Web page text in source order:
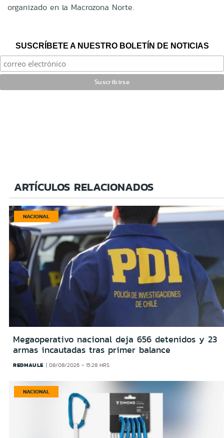
organizado en la Macrozona Norte.
SUSCRÍBETE A NUESTRO BOLETÍN DE NOTICIAS
ARTÍCULOS RELACIONADOS
NACIONAL
Megaoperativo nacional deja 656 detenidos y 23
armas incautadas tras primer balance
REDMAULE 08/08/2026 - 15:28 HRS
NACIONAL